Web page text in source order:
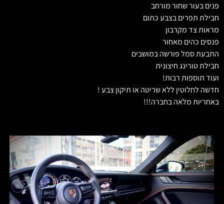
פנים בעור שחור מורחב
חבילת תפרים בצבע כתום
מראות צד מקרבון
פנסים כהים מאחור
התבעת סמל פורשה במושבים
חבילת טורינג חיצונית
ועוד תוספות רבות!
חדשה לחלוטין ללא שריטה או תיקון צבע !
באחריות מלאה בחברה!!!